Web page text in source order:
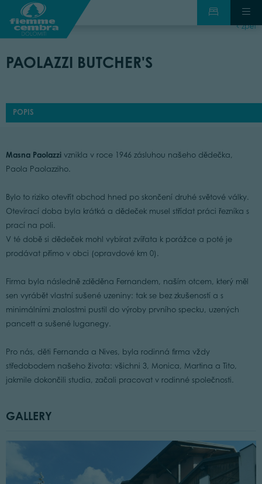
zpět
PAOLAZZI BUTCHER'S
POPIS
Masna Paolazzivznikla v roce 1946 zásluhou našeho dědečka,
Paola Paolazziho.
Bylo to riziko otevřít obchod hned po skončení druhé světové války.
Otevírací doba byla krátká a dědeček musel střídat práci řezníka s
prací na poli.
V té době si dědeček mohl vybírat zvířata k porážce a poté je
prodávat přímo v obci (opravdové km 0).
Firma byla následně zděděna Fernandem, naším otcem, který měl
sen vyrábět vlastní sušené uzeniny: tak se bez zkušeností a s
minimálními znalostmi pustil do výroby prvního specku, uzených
pancett a sušené luganegy.
Pro nás, děti Fernanda a Nives, byla rodinná firma vždy
středobodem našeho života: všichni 3, Monica, Martina a Tito,
jakmile dokončili studia, začali pracovat v rodinné společnosti.
GALLERY